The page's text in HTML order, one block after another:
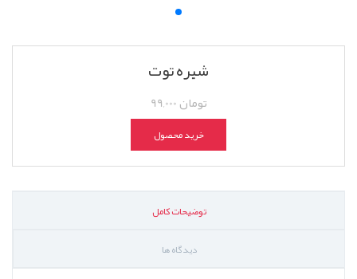
شیره توت
99,000 تومان
خرید محصول
توضیحات کامل
دیدگاه ها